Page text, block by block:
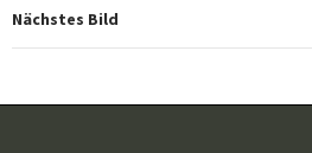
Nächstes Bild